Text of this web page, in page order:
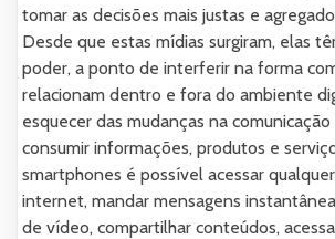
tomar as decisões mais justas e
Desde que estas mídias surgiram, elas
poder, a ponto de interferir na forma
relacionam dentro e fora do ambiente
esquecer das mudanças na
consumir informações, produtos e
smartphones é possível acessar
internet, mandar mensagens
de vídeo, compartilhar conteúdos,